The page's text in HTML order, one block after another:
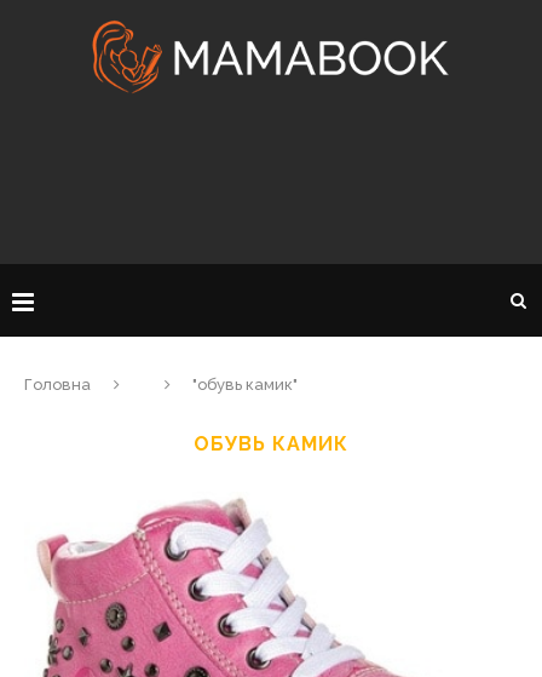
Головна "обувь камик"
ОБУВЬ КАМИК